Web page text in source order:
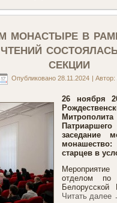
в
секции
Опубликовано 28.11.2024 | Автор:
26 ноября
заседание
старцев в
отделом по
Читать далее